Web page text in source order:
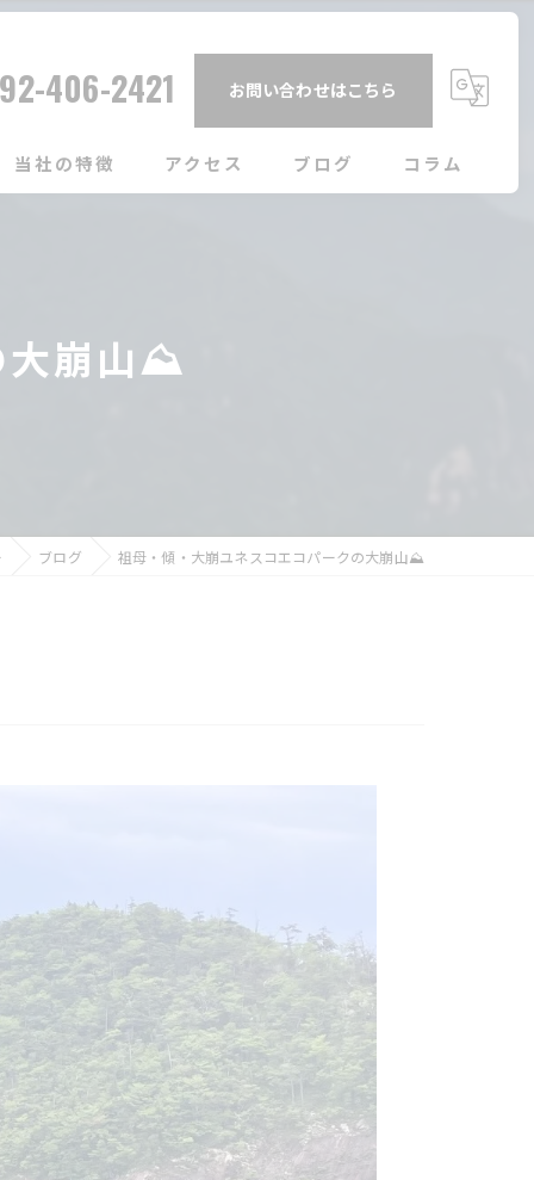
406-2421 お問い合わせはこちら
当社の特徴
日帰り
アクセス ブログ コラム
大崩山⛰️
ブログ 祖母・傾・大崩ユネスコエコパークの大崩山⛰️